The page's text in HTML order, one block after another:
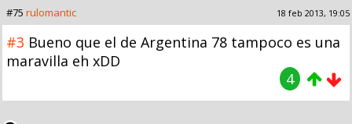
#75 rulomantic 18 feb 2013, 19:05
#3 Bueno que el de Argentina 78 tampoco es una
maravilla eh xDD
4